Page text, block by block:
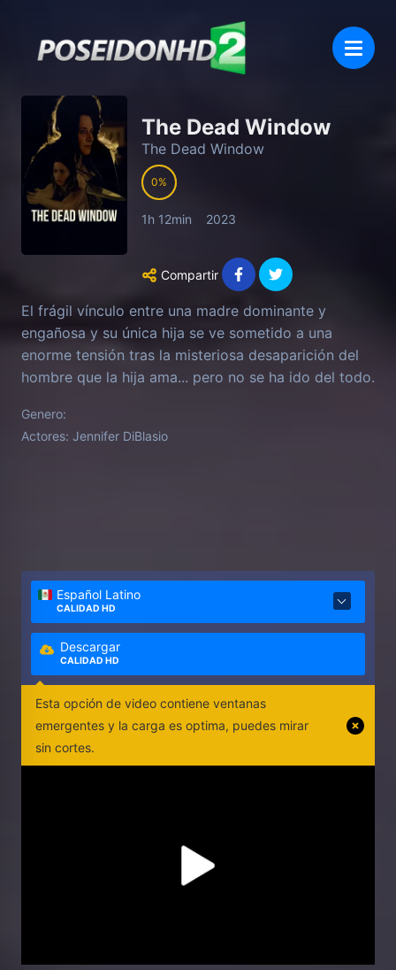
The Dead Window
The Dead Window
0
1h 12min 2023
Compartir
El frágil vínculo entre una madre dominante y
engañosa y su única hija se ve sometido a una
enorme tensión tras la misteriosa desaparición del
hombre que la hija ama... pero no se ha ido del todo.
como un recordatorio constante de lo perdido. A
medida que el nudo se aprieta, oscuros secretos
Genero:
Actores: Jennifer DiBlasio
Español Latino
CALIDAD HD
Descargar
CALIDAD HD
Esta opción de video contiene ventanas
emergentes y la carga es optima, puedes mirar
sin cortes.